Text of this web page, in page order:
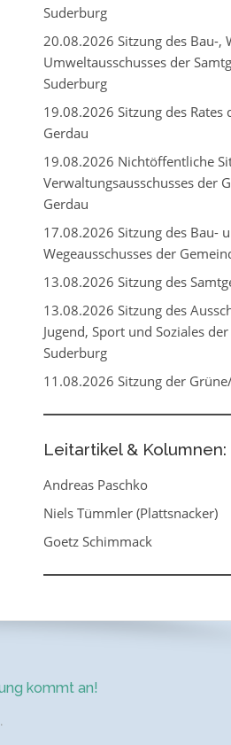
Suderburg
20.08.2026 Sitzung des Bau-,
Umweltausschusses der
Suderburg
19.08.2026 Sitzung des Rates
Gerdau
19.08.2026 Nichtöffentliche
Verwaltungsausschusses der
Gerdau
17.08.2026 Sitzung des Bau-
Wegeausschusses der
13.08.2026 Sitzung des
13.08.2026 Sitzung des
Jugend, Sport und Soziales
Suderburg
11.08.2026 Sitzung der
Leitartikel & Kolumnen:
Andreas Paschko
Niels Tümmler (Plattsnacker)
Goetz Schimmack
kommt an!